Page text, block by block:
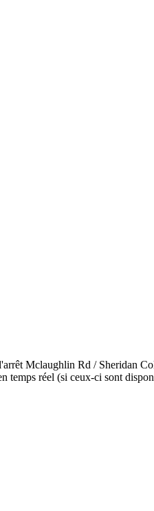
Mclaughlin Rd / Sheridan
temps réel (si ceux-ci sont